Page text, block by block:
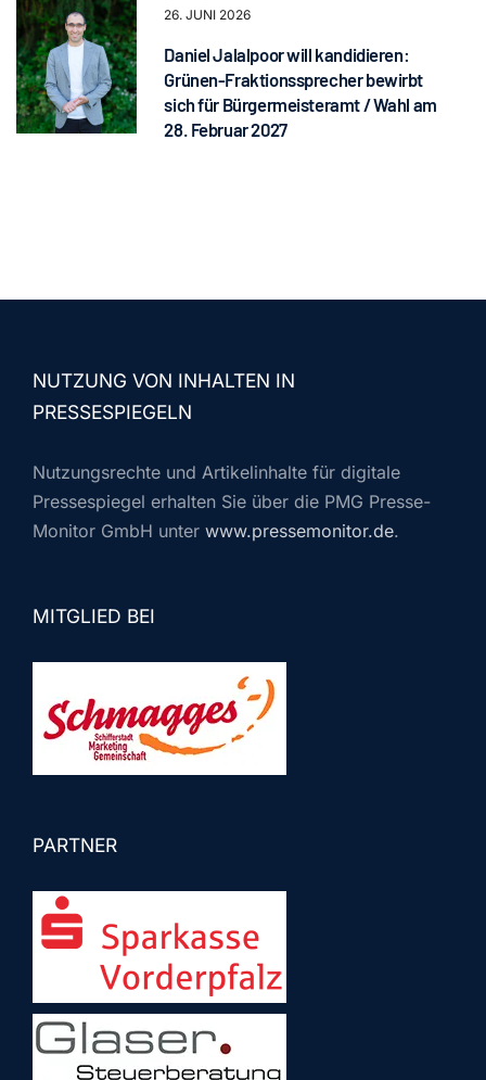
26. JUNI 2026
Daniel Jalalpoor will kandidieren:
Grünen-Fraktionssprecher bewirbt
sich für Bürgermeisteramt / Wahl am
28. Februar 2027
NUTZUNG VON INHALTEN IN
PRESSESPIEGELN
Nutzungsrechte und Artikelinhalte für digitale
Pressespiegel erhalten Sie über die PMG Presse-
Monitor GmbH unter www.pressemonitor.de.
MITGLIED BEI
PARTNER